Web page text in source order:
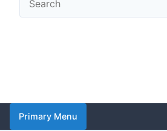
Primary Menu